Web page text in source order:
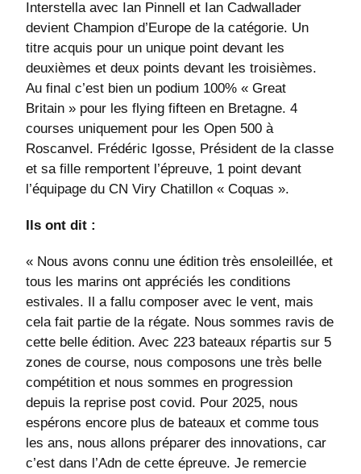
Interstella avec Ian Pinnell et Ian Cadwallader
devient Champion d’Europe de la catégorie. Un
titre acquis pour un unique point devant les
deuxièmes et deux points devant les troisièmes.
Au final c’est bien un podium 100% « Great
Britain » pour les flying fifteen en Bretagne. 4
courses uniquement pour les Open 500 à
Roscanvel. Frédéric Igosse, Président de la classe
et sa fille remportent l’épreuve, 1 point devant
l’équipage du CN Viry Chatillon « Coquas ».
Ils ont dit :
« Nous avons connu une édition très ensoleillée, et
tous les marins ont appréciés les conditions
estivales. Il a fallu composer avec le vent, mais
cela fait partie de la régate. Nous sommes ravis de
cette belle édition. Avec 223 bateaux répartis sur 5
zones de course, nous composons une très belle
compétition et nous sommes en progression
depuis la reprise post covid. Pour 2025, nous
espérons encore plus de bateaux et comme tous
les ans, nous allons préparer des innovations, car
c’est dans l’Adn de cette épreuve. Je remercie